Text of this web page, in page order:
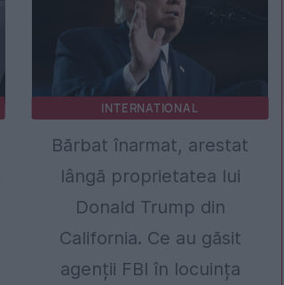
INTERNATIONAL
Bărbat înarmat, arestat
lângă proprietatea lui
Donald Trump din
California. Ce au găsit
agenții FBI în locuința